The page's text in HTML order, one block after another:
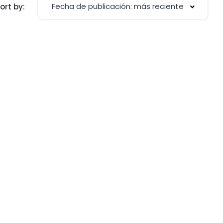
by: Fecha de publicación: más reciente